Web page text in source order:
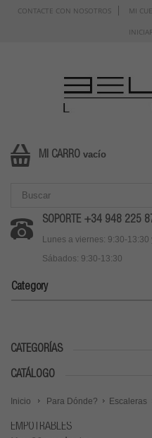
CONTACTE CON NOSOTROS MI
MI CARRO vacío
SOPORTE +34 948 225
Lunes a viernes: 9:30-13:30
Sábados: 9:30-13:30
Category
CATEGORÍAS
CATÁLOGO
Inicio Para Dónde? Escaleras
EMPOTRABLES